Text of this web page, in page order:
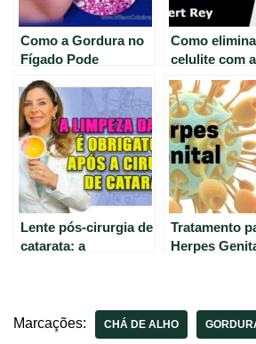
Como a Gordura no
Fígado Pode
Dificultar a Perda de
Peso
Como
celulite com
do Dr. Rey.
Lente pós-cirurgia de
catarata: a
Tratamento
Herpes
Marcações:
CHÁ DE ALHO